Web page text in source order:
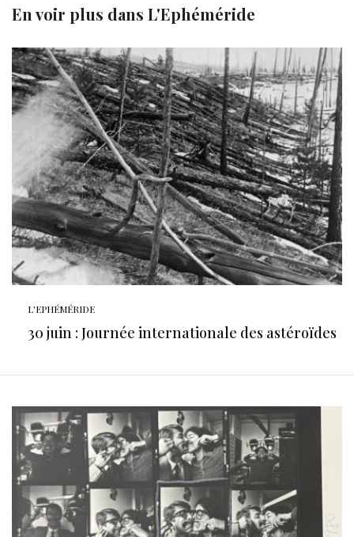
En voir plus dans L'Ephéméride
L'EPHÉMÉRIDE
30 juin : Journée internationale des astéroïdes